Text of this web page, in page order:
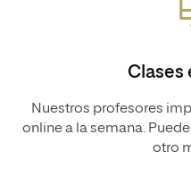
Clases
Nuestros profesores
online a la semana.
otro